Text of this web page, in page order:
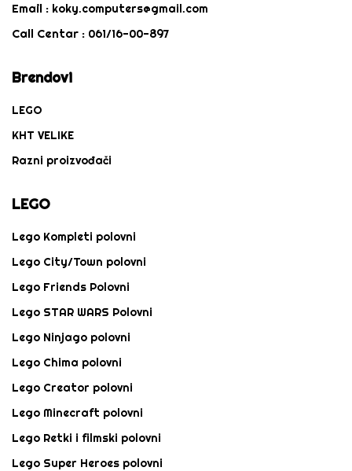
Email : koky.computers@gmail.com
Call Centar : 061/16-00-897
Brendovi
LEGO
KHT VELIKE
Razni proizvođači
LEGO
Lego Kompleti polovni
Lego City/Town polovni
Lego Friends Polovni
Lego STAR WARS Polovni
Lego Ninjago polovni
Lego Chima polovni
Lego Creator polovni
Lego Minecraft polovni
Lego Retki i filmski polovni
Lego Super Heroes polovni